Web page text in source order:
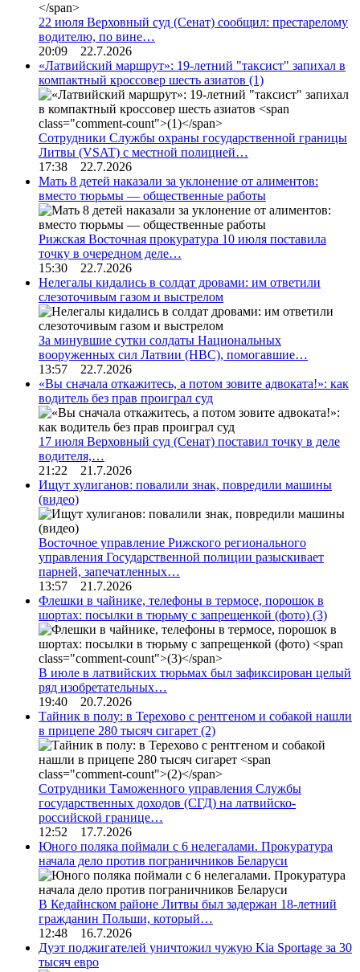
22 июля Верховный суд (Сенат) сообщил: престарелому
водителю, по вине…
20:09 22.7.2026
«Латвийский маршрут»: 19-летний "таксист" запихал в
компактный кроссовер шесть азиатов (1)
Сотрудники Службы охраны государственной границы
Литвы (VSAT) с местной полицией…
17:38 22.7.2026
Мать 8 детей наказали за уклонение от алиментов:
вместо тюрьмы — общественные работы
Рижская Восточная прокуратура 10 июля поставила
точку в очередном деле…
15:30 22.7.2026
Нелегалы кидались в солдат дровами: им ответили
слезоточивым газом и выстрелом
За минувшие сутки солдаты Национальных
вооруженных сил Латвии (НВС), помогавшие…
13:57 22.7.2026
«Вы сначала откажитесь, а потом зовите адвоката!»: как
водитель без прав проиграл суд
17 июля Верховный суд (Сенат) поставил точку в деле
водителя,…
21:22 21.7.2026
Ищут хулиганов: повалили знак, повредили машины
(видео)
Восточное управление Рижского регионального
управления Государственной полиции разыскивает
парней, запечатленных…
13:57 21.7.2026
Флешки в чайнике, телефоны в термосе, порошок в
шортах: посылки в тюрьму с запрещенкой (фото) (3)
В июле в латвийских тюрьмах был зафиксирован целый
ряд изобретательных…
19:40 20.7.2026
Тайник в полу: в Терехово с рентгеном и собакой нашли
в прицепе 280 тысяч сигарет (2)
Сотрудники Таможенного управления Службы
государственных доходов (СГД) на латвийско-
российской границе…
12:52 17.7.2026
Юного поляка поймали с 6 нелегалами. Прокуратура
начала дело против пограничников Беларуси
В Кедайнском районе Литвы был задержан 18-летний
гражданин Польши, который…
12:48 16.7.2026
Дуэт поджигателей уничтожил чужую Kia Sportage за 30
тысяч евро